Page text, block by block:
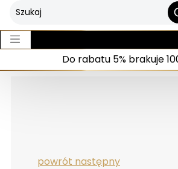
Do rabatu 5% brakuje
powrót następny